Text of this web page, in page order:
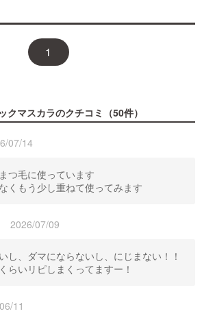
1
クマスカラのクチコミ（50件）
07/14
つ毛に使っています
くもう少し重ねて使ってみます
2026/07/09
し、ダマにならないし、にじまない！！
らいリピしまくってますー！
11